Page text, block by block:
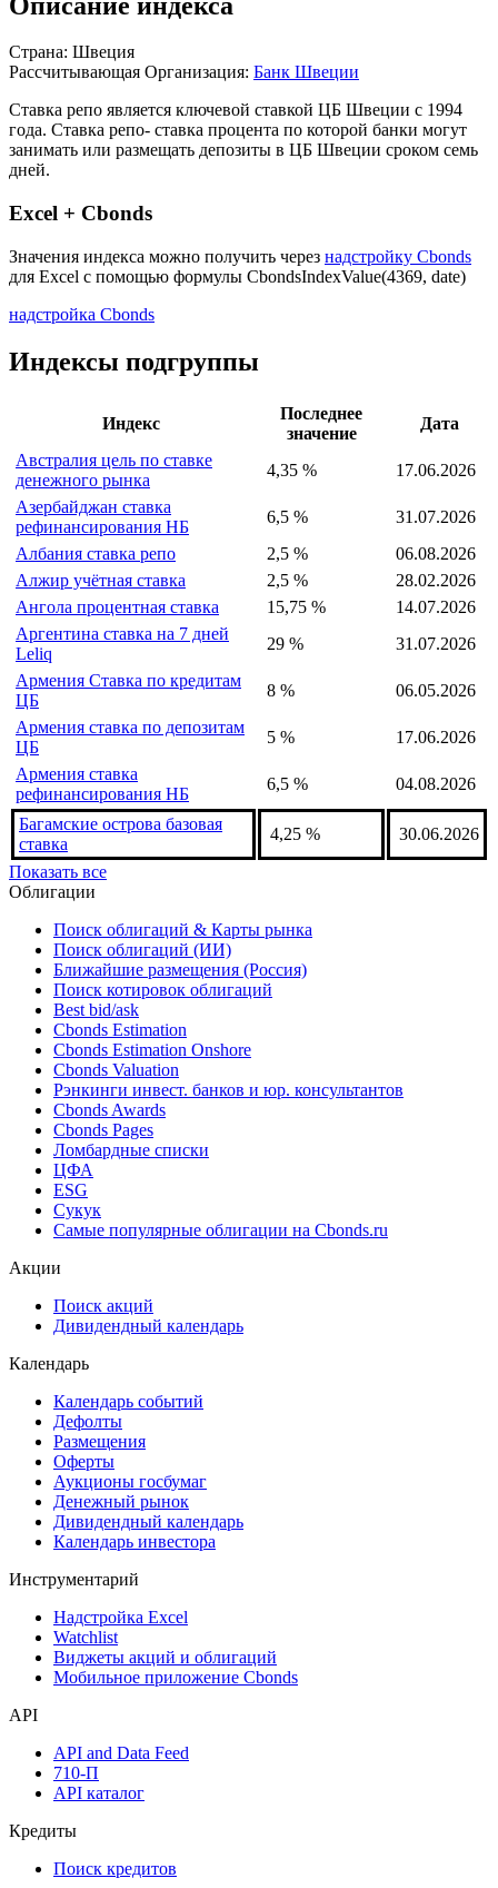
Страна: Швеция
Рассчитывающая Организация: Банк Швеции
Ставка репо является ключевой ставкой ЦБ Швеции с 1994
года. Ставка репо- ставка процента по которой банки могут
занимать или размещать депозиты в ЦБ Швеции сроком семь
дней.
Excel + Cbonds
Значения индекса можно получить через надстройку Cbonds
для Excel с помощью формулы CbondsIndexValue(4369, date)
надстройка Cbonds
Индексы подгруппы
Индекс
Последнее
значение
Дата
Австралия цель по ставке
денежного рынка
4,35 %
17.06.2026
Азербайджан ставка
рефинансирования НБ
6,5 %
31.07.2026
Албания ставка репо
2,5 %
06.08.2026
Алжир учётная ставка
2,5 %
28.02.2026
Ангола процентная ставка
15,75 %
14.07.2026
Аргентина ставка на 7 дней
Leliq
29 %
31.07.2026
Армения Ставка по кредитам
ЦБ
8 %
06.05.2026
Армения ставка по депозитам
ЦБ
5 %
17.06.2026
Армения ставка
рефинансирования НБ
6,5 % 04.08.2026
Багамские острова базовая
ставка
4,25 %
30.06.2026
Показать все
Облигации
Поиск облигаций & Карты рынка
Поиск облигаций (ИИ)
Ближайшие размещения (Россия)
Поиск котировок облигаций
Best bid/ask
Cbonds Estimation
Cbonds Estimation Onshore
Cbonds Valuation
Рэнкинги инвест. банков и юр. консультантов
Cbonds Awards
Cbonds Pages
Ломбардные списки
ЦФА
ESG
Сукук
Самые популярные облигации на Cbonds.ru
Акции
Поиск акций
Дивидендный календарь
Календарь
Календарь событий
Дефолты
Размещения
Оферты
Аукционы госбумаг
Денежный рынок
Дивидендный календарь
Календарь инвестора
Инструментарий
Надстройка Excel
Watchlist
Виджеты акций и облигаций
Мобильное приложение Cbonds
API
API and Data Feed
710-П
API каталог
Кредиты
Поиск кредитов